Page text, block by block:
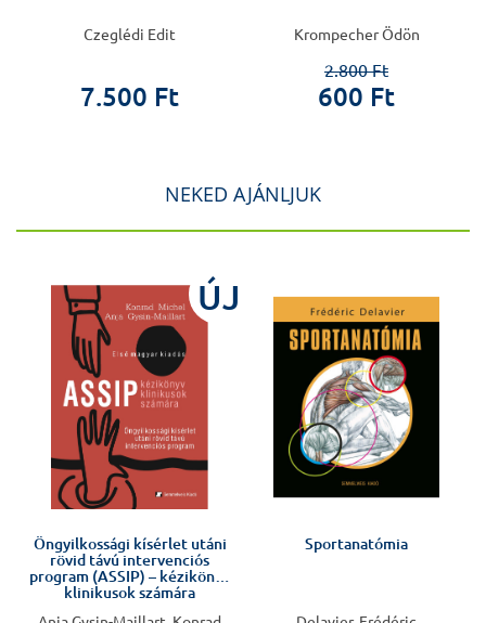
Czeglédi Edit
7.500 Ft
Krompecher Ödön
2.800 Ft
600 Ft
NEKED AJÁNLJUK
ÚJ
Öngyilkossági kísérlet utáni
rövid távú intervenciós
program (ASSIP) – kézikönyv
klinikusok számára
Sportanatómia